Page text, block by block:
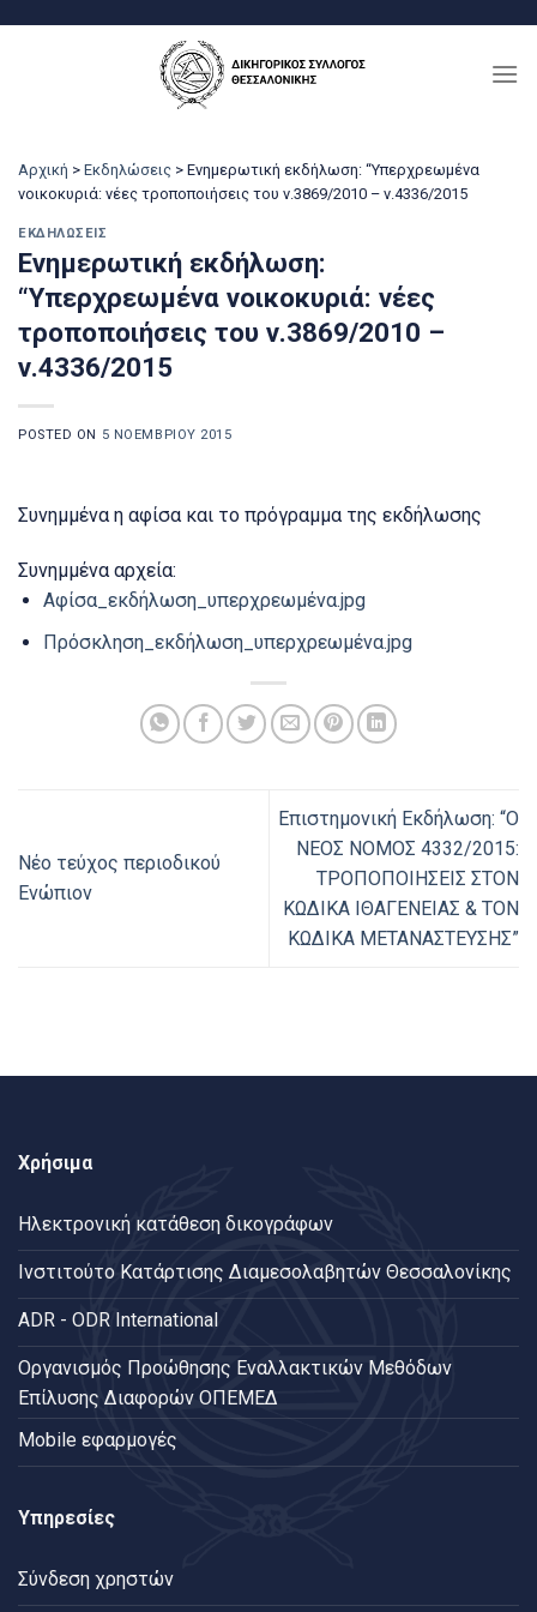
Αρχική > Εκδηλώσεις > Ενημερωτική εκδήλωση: “Υπερχρεωμένα
νοικοκυριά: νέες τροποποιήσεις του ν.3869/2010 – ν.4336/2015
ΕΚΔΗΛΏΣΕΙΣ
Ενημερωτική εκδήλωση:
“Υπερχρεωμένα νοικοκυριά: νέες
τροποποιήσεις του ν.3869/2010 –
ν.4336/2015
POSTED ON 5 ΝΟΕΜΒΡΊΟΥ 2015
Συνημμένα η αφίσα και το πρόγραμμα της εκδήλωσης
Συνημμένα αρχεία:
Αφίσα_εκδήλωση_υπερχρεωμένα.jpg
Πρόσκληση_εκδήλωση_υπερχρεωμένα.jpg
Νέο τεύχος περιοδικού
Ενώπιον
Επιστημονική Εκδήλωση: “Ο
ΝΕΟΣ ΝΟΜΟΣ 4332/2015:
ΤΡΟΠΟΠΟΙΗΣΕΙΣ ΣΤΟΝ
ΚΩΔΙΚΑ ΙΘΑΓΕΝΕΙΑΣ & ΤΟΝ
ΚΩΔΙΚΑ ΜΕΤΑΝΑΣΤΕΥΣΗΣ”
Χρήσιμα
Ηλεκτρονική κατάθεση δικογράφων
Ινστιτούτο Κατάρτισης Διαμεσολαβητών Θεσσαλονίκης
ADR - ODR International
Oργανισμός Προώθησης Εναλλακτικών Μεθόδων
Επίλυσης Διαφορών ΟΠΕΜΕΔ
Mobile εφαρμογές
Υπηρεσίες
Σύνδεση χρηστών